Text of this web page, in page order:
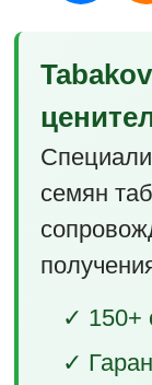
семян
✓ 150+
✓